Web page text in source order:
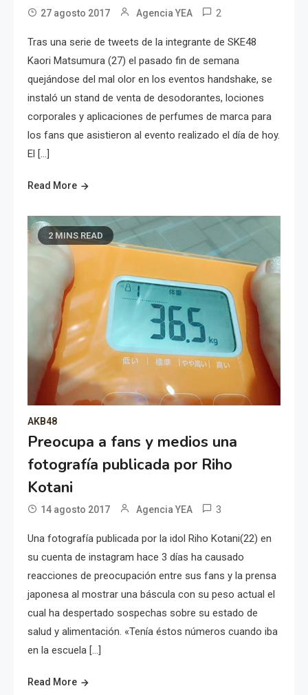
27 agosto 2017 Agencia YEA 2
Tras una serie de tweets de la integrante de SKE48
Kaori Matsumura (27) el pasado fin de semana
quejándose del mal olor en los eventos handshake, se
instaló un stand de venta de desodorantes, lociones
corporales y aplicaciones de perfumes de marca para
los fans que asistieron al evento realizado el día de hoy.
El […]
Read More
2 MINS READ
AKB48
Preocupa a fans y medios una
fotografía publicada por Riho
Kotani
14 agosto 2017 Agencia YEA 3
Una fotografía publicada por la idol Riho Kotani(22) en
su cuenta de instagram hace 3 días ha causado
reacciones de preocupación entre sus fans y la prensa
japonesa al mostrar una báscula con su peso actual el
cual ha despertado sospechas sobre su estado de
salud y alimentación. «Tenía éstos números cuando iba
en la escuela […]
Read More